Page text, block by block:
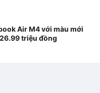
Air M4 với màu mới
triệu đồng